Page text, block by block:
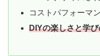
コストパフォーマ
DIYの楽しさと学